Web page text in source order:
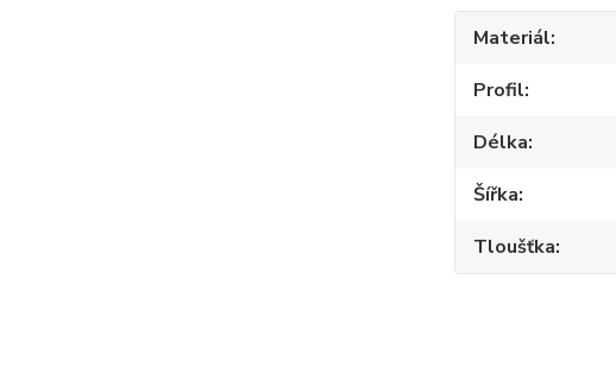
Materiál
Profil
Délka
Šířka
Tloušťka